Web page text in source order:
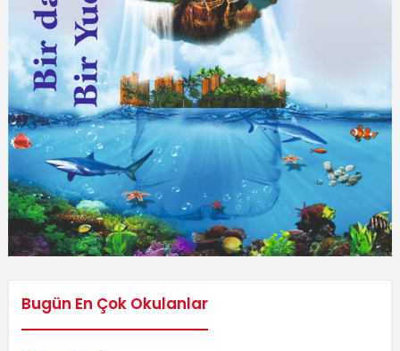
Bugün En Çok Okulanlar